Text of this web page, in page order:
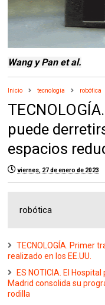
Wang y Pan et al.
Inicio tecnologia robótica
puede
espacios
viernes, 27 de enero de 2023
robótica
TECNOLOGÍA. Primer
realizado en los EE.UU.
ES NOTICIA. El
Madrid consolida su
rodilla